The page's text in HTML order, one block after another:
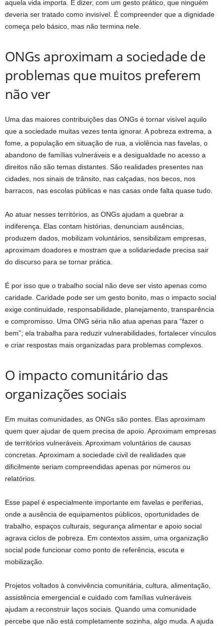
aquela vida importa. É dizer, com um gesto prático, que ninguém
deveria ser tratado como invisível. É compreender que a dignidade
começa pelo básico, mas não termina nele.
ONGs aproximam a sociedade de
problemas que muitos preferem
não ver
Uma das maiores contribuições das ONGs é tornar visível aquilo
que a sociedade muitas vezes tenta ignorar. A pobreza extrema, a
fome, a população em situação de rua, a violência nas favelas, o
abandono de famílias vulneráveis e a desigualdade no acesso a
direitos não são temas distantes. São realidades presentes nas
cidades, nos sinais de trânsito, nas calçadas, nos becos, nos
barracos, nas escolas públicas e nas casas onde falta quase tudo.
Ao atuar nesses territórios, as ONGs ajudam a quebrar a
indiferença. Elas contam histórias, denunciam ausências,
produzem dados, mobilizam voluntários, sensibilizam empresas,
aproximam doadores e mostram que a solidariedade precisa sair
do discurso para se tornar prática.
É por isso que o trabalho social não deve ser visto apenas como
caridade. Caridade pode ser um gesto bonito, mas o impacto social
exige continuidade, responsabilidade, planejamento, transparência
e compromisso. Uma ONG séria não atua apenas para “fazer o
bem”; ela trabalha para reduzir vulnerabilidades, fortalecer vínculos
e criar respostas mais organizadas para problemas complexos.
O impacto comunitário das
organizações sociais
Em muitas comunidades, as ONGs são pontes. Elas aproximam
quem quer ajudar de quem precisa de apoio. Aproximam empresas
de territórios vulneráveis. Aproximam voluntários de causas
concretas. Aproximam a sociedade civil de realidades que
dificilmente seriam compreendidas apenas por números ou
relatórios.
Esse papel é especialmente importante em favelas e periferias,
onde a ausência de equipamentos públicos, oportunidades de
trabalho, espaços culturais, segurança alimentar e apoio social
agrava ciclos de pobreza. Em contextos assim, uma organização
social pode funcionar como ponto de referência, escuta e
mobilização.
Projetos voltados à convivência comunitária, cultura, alimentação,
assistência emergencial e cuidado com famílias vulneráveis
ajudam a reconstruir laços sociais. Quando uma comunidade
percebe que não está completamente sozinha, algo muda. A ajuda